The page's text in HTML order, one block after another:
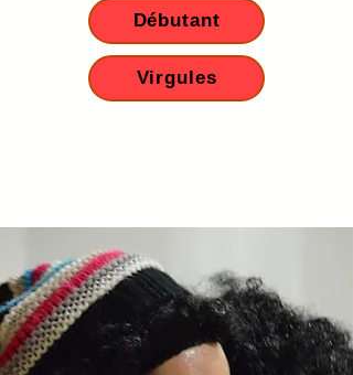
Débutant
Virgules